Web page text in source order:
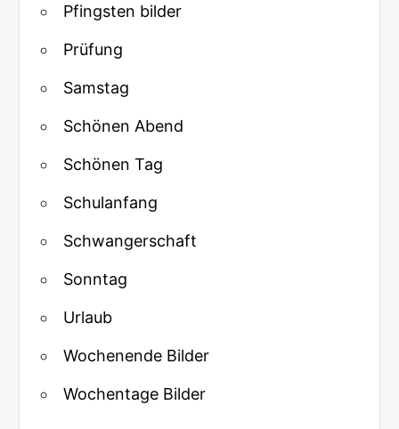
Pfingsten bilder
Prüfung
Samstag
Schönen Abend
Schönen Tag
Schulanfang
Schwangerschaft
Sonntag
Urlaub
Wochenende Bilder
Wochentage Bilder